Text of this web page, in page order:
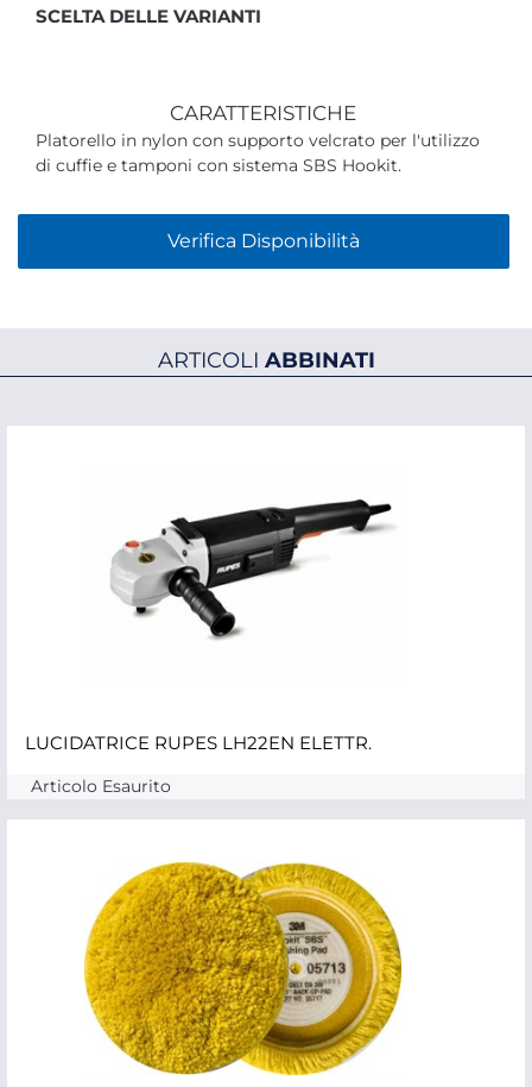
SCELTA DELLE VARIANTI
CARATTERISTICHE
Platorello in nylon con supporto velcrato per l'utilizzo
di cuffie e tamponi con sistema SBS Hookit.
Verifica Disponibilità
ARTICOLI ABBINATI
LUCIDATRICE RUPES LH22EN ELETTR.
Articolo Esaurito